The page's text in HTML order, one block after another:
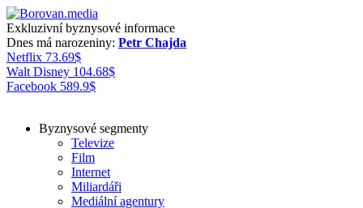
Exkluzivní byznysové informace
Dnes má narozeniny: Petr Chajda
Netflix 73.69$
Walt Disney 104.68$
Facebook 589.9$
Byznysové segmenty
Televize
Film
Internet
Miliardáři
Mediální agentury